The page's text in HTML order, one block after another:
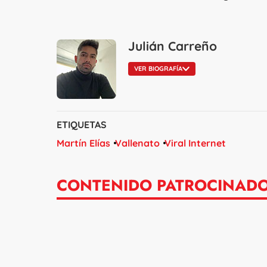
Julián Carreño
VER BIOGRAFÍA
ETIQUETAS
Martín Elías Vallenato Viral Internet
CONTENIDO